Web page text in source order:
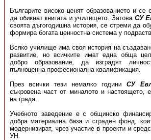
Българите високо ценят образованието и се
да обикнат книгата и училището. Затова СУ
своята дъгогодишна история, се стреми да
формира богата ценностна система у
Всяко училище има своя история на
развитие, но всичките имат една обща
добро образование, да изградят
пълноценна професионална квалификация.
През всички тези немалко годиниСУ
съкровена част от миналото и настоящето,
на града.
Учебното заведение е с общинско
добра материална база и сграден фонд,
модернизират, чрез участие в проекти и
УН.